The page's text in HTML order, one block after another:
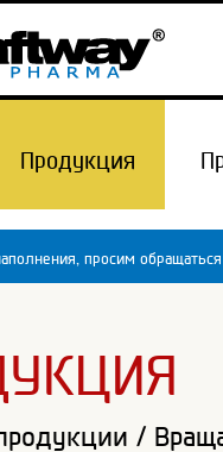
Продукция
просим
/